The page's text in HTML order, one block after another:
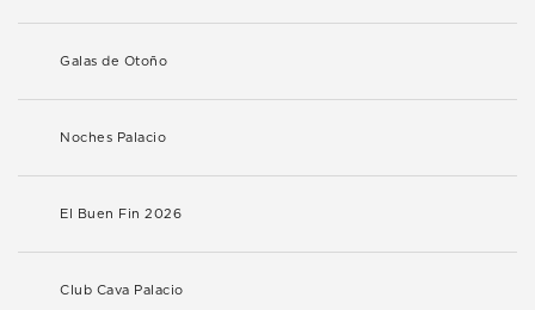
Galas de Otoño
Noches Palacio
El Buen Fin 2026
Club Cava Palacio